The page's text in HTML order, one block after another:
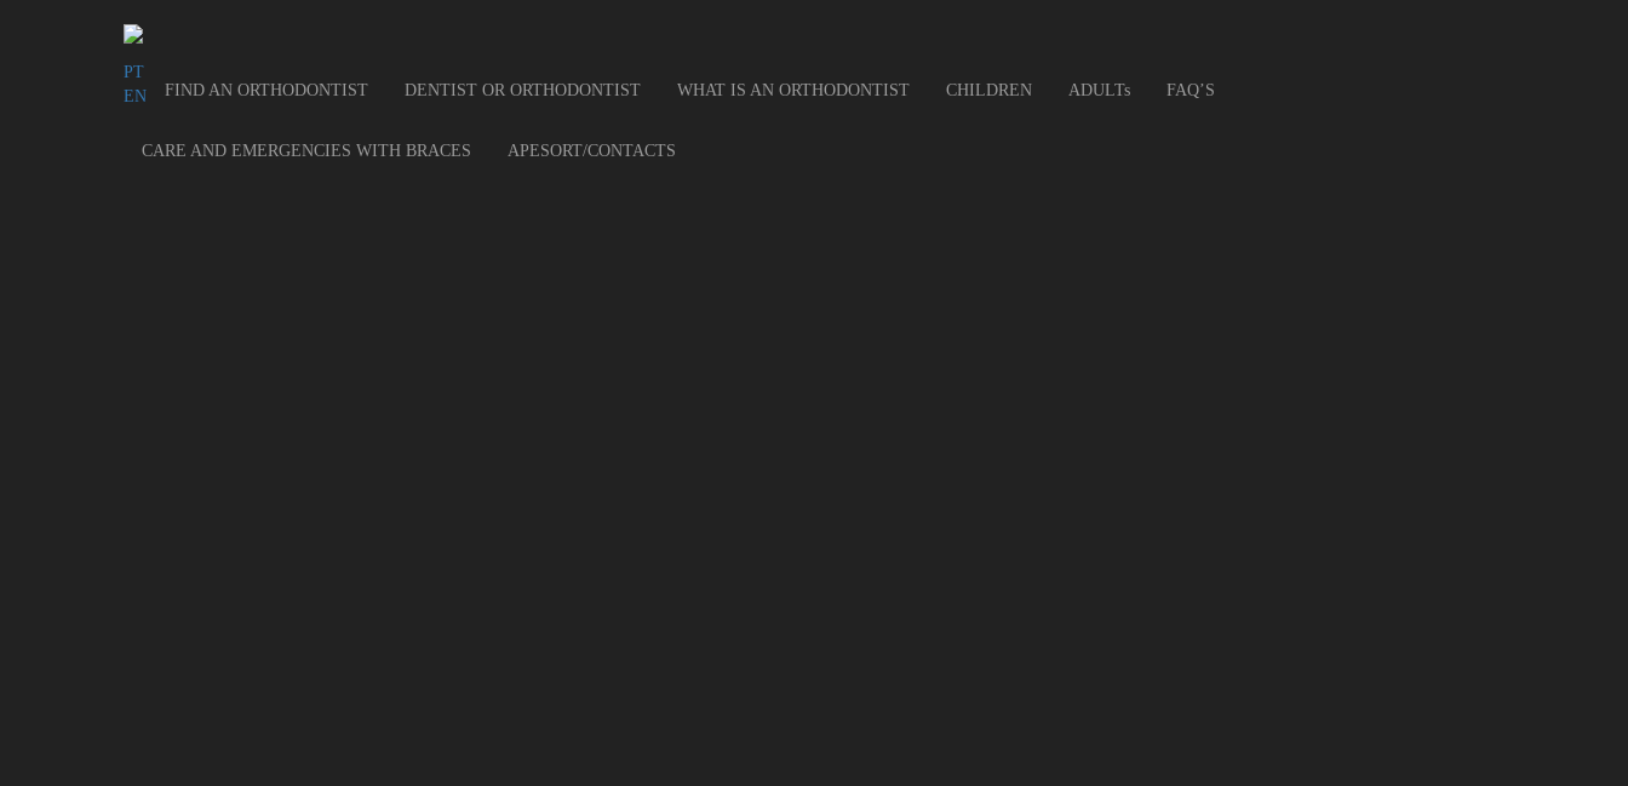
PT
EN
FIND AN ORTHODONTIST DENTIST OR ORTHODONTIST WHAT IS AN ORTHODONTIST CHILDREN ADULTs FAQ’S
CARE AND EMERGENCIES WITH BRACES APESORT/CONTACTS
APO - Portuguese Orthodontic Association
DENTIST OR ORTHODONTIST?